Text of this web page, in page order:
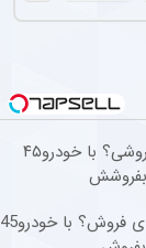
تارا رو می‌خوای بفروشی؟ با خودرو۴۵
ماشین دنا گذاشتی برای فروش؟ با خودرو45